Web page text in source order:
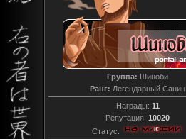
Группа: Шиноби
Ранг: Легендарный Санин
Награды: 11
Репутация: 10020
Статус: